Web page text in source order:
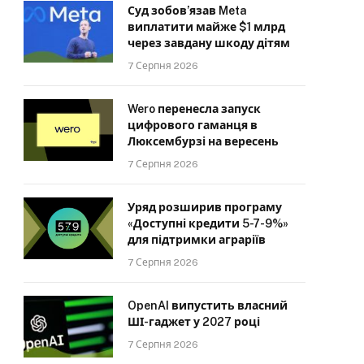
Суд зобов’язав Meta
виплатити майже $1 млрд
через завдану шкоду дітям
7 Серпня 2026
Wero перенесла запуск
цифрового гаманця в
Люксембурзі на вересень
7 Серпня 2026
Уряд розширив програму
«Доступні кредити 5-7-9%»
для підтримки аграріїв
7 Серпня 2026
OpenAI випустить власний
ШІ-гаджет у 2027 році
7 Серпня 2026